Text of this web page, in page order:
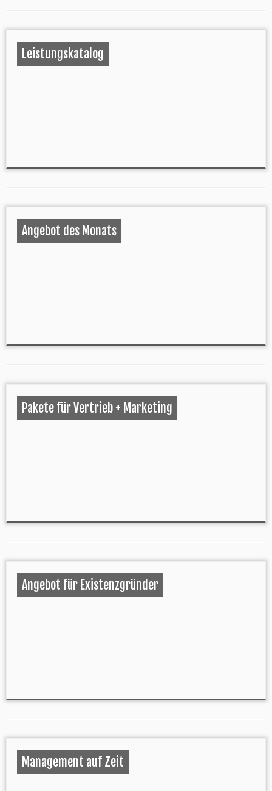
Leistungskatalog
Angebot des Monats
Pakete für Vertrieb + Marketing
Angebot für Existenzgründer
Management auf Zeit